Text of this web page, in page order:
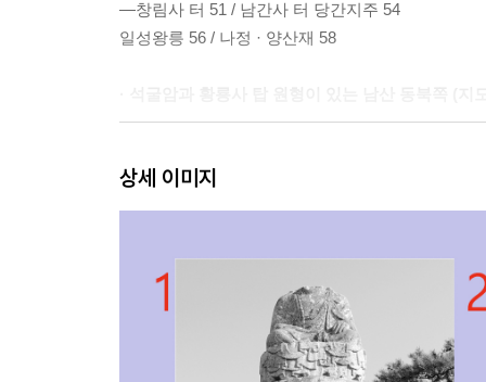
―창림사 터 51 / 남간사 터 당간지주 54
일성왕릉 56 / 나정 · 양산재 58
보리사 석불좌상 75 / 보리사 마애불 77
―헌강왕릉 80 / 정강왕릉 83 / 서출지 84
남산동 쌍탑 86 / 전 염불사 터 쌍탑 87
칠불암 마애불상군 90 / 신선암 보살반가상 96
상세 이미지